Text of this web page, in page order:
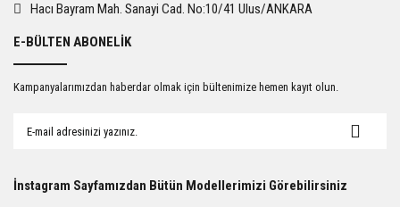
Hacı Bayram Mah. Sanayi Cad. No:10/41 Ulus/ANKARA
E-BÜLTEN ABONELİK
Kampanyalarımızdan haberdar olmak için bültenimize hemen kayıt olun.
İnstagram Sayfamızdan Bütün Modellerimizi Görebilirsiniz